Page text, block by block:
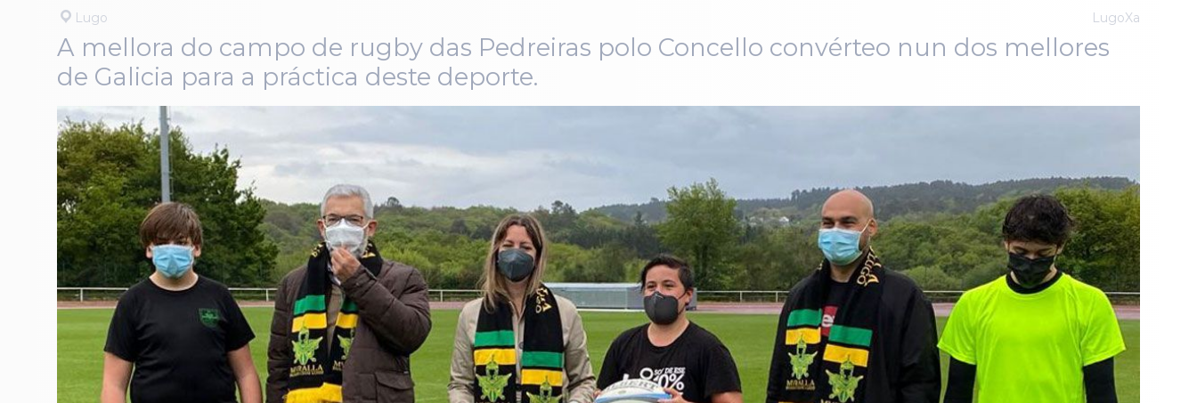
Lugo LugoXa
A mellora do campo de rugby das Pedreiras polo Concello convérteo nun dos mellores
de Galicia para a práctica deste deporte.